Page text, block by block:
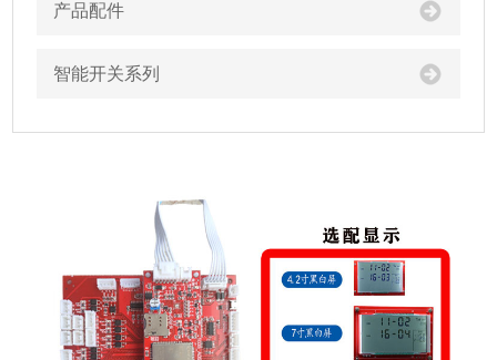
产品配件
智能开关系列